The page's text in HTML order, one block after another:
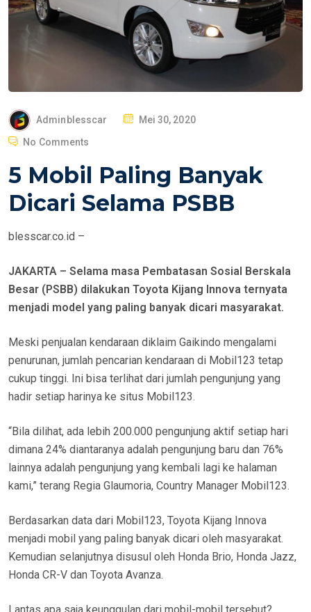
Adminblesscar
P
T
Mei 30, 2020
No Comments
5 Mobil Paling Banyak
Dicari Selama PSBB
blesscar.co.id –
JAKARTA – Selama masa Pembatasan Sosial Berskala
Besar (PSBB) dilakukan Toyota Kijang Innova ternyata
menjadi model yang paling banyak dicari masyarakat.
Meski penjualan kendaraan diklaim Gaikindo mengalami
penurunan, jumlah pencarian kendaraan di Mobil123 tetap
cukup tinggi. Ini bisa terlihat dari jumlah pengunjung yang
hadir setiap harinya ke situs Mobil123.
“Bila dilihat, ada lebih 200.000 pengunjung aktif setiap hari
dimana 24% diantaranya adalah pengunjung baru dan 76%
lainnya adalah pengunjung yang kembali lagi ke halaman
kami,” terang Regia Glaumoria, Country Manager Mobil123.
Berdasarkan data dari Mobil123, Toyota Kijang Innova
menjadi mobil yang paling banyak dicari oleh masyarakat.
Kemudian selanjutnya disusul oleh Honda Brio, Honda Jazz,
Honda CR-V dan Toyota Avanza.